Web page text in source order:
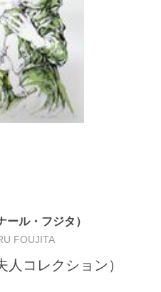
ール・フジタ）
FOUJITA
コレクション）